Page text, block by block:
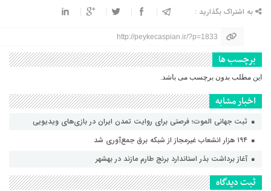
به اشتراک بگذارید :
http://peykecaspian.ir/?p=1833
برچسب ها
این مطلب بدون برچسب می باشد.
اخبار مشابه
ثبت جهانی الموت؛ فرصتی برای روایت تمدن ایران در بازی‌های ویدیویی
آغاز برداشت بذر استاندارد برنج طارم مازند در بهشهر
ثبت دیدگاه